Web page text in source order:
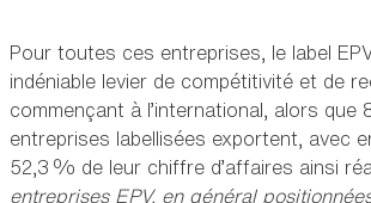
Pour toutes ces entreprises, le label
indéniable levier de compétitivité et de
commençant à l’international, alors que
entreprises labellisées exportent, avec
52,3 % de leur chiffre d’affaires ainsi
entreprises EPV, en général